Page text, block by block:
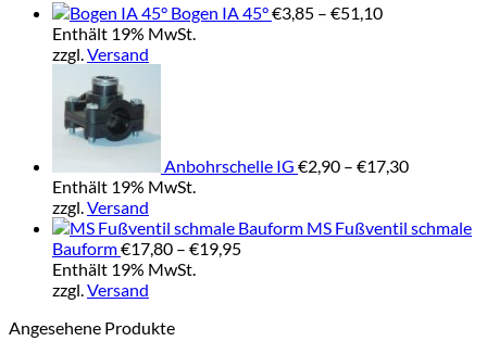
Bogen IA 45°€3,85 – €51,10Preisspanne:
Enthält 19% MwSt.
zzgl.Versand
Anbohrschelle IG €2,90 – €17,30
Enthält 19% MwSt.
zzgl.Versand
MS Fußventil schmale
Bauform€17,80 – €19,95Preisspanne:
Enthält 19% MwSt.
zzgl.Versand
Angesehene Produkte